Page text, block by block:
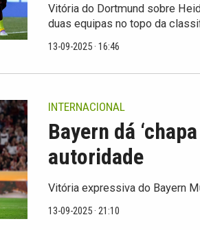
Vitória do Dortmund sobre
duas equipas no topo da
13-09-2025 · 16:46
INTERNACIONAL
Bayern dá
autoridade
Vitória expressiva do Bayern
13-09-2025 · 21:10